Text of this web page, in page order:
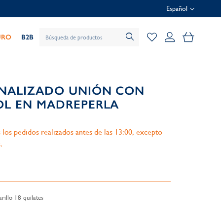
Español
B2B Mi cesta
UNIÓN CON
EN MADREPERLA
pedidos realizados antes de las 13:00, excepto
18 quilates